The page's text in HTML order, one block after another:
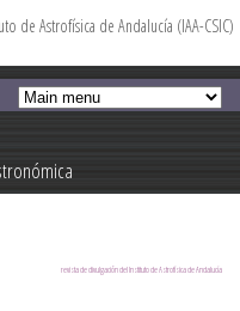
de Astrofísica de Andalucía (IAA-CSIC)
revista de divulgación del Instituto de Astrofísica de Andalucía